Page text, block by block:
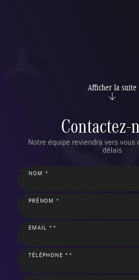
Afficher la suite
Contactez-
Notre équipe reviendra vers vous
délais
NOM *
PRÉNOM *
EMAIL **
TÉLÉPHONE **